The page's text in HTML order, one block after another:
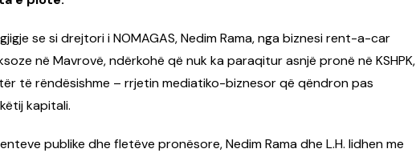
se si drejtori i NOMAGAS, Nedim Rama, nga biznesi rent-a-car
në Mavrovë, ndërkohë që nuk ka paraqitur asnjë pronë në KSHPK,
të rëndësishme – rrjetin mediatiko-biznesor që qëndron pas
kapitali.
publike dhe fletëve pronësore, Nedim Rama dhe L.H. lidhen me